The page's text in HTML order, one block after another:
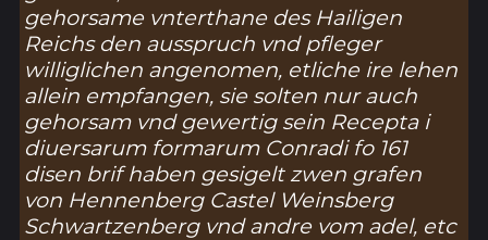
gehorsame vnterthane des Hailigen
Reichs den ausspruch vnd pfleger
williglichen angenomen, etliche ire lehen
allein empfangen, sie solten nur auch
gehorsam vnd gewertig sein Recepta i
diuersarum formarum Conradi fo 161
disen brif haben gesigelt zwen grafen
von Hennenberg Castel Weinsberg
Schwartzenberg vnd andre vom adel, etc